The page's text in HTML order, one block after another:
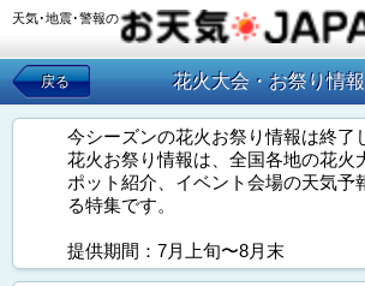
天気･地震･警報の
戻る 花火大会・お祭り情報
今シーズンの花火お祭り情報は終了
花火お祭り情報は、全国各地の花火
ポット紹介、イベント会場の天気予
る特集です。
提供期間：7月上旬〜8月末